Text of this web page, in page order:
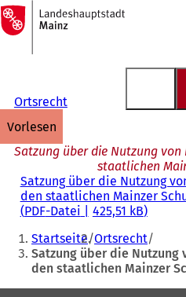
Inhalt anspringen
Zur
Startseite
Ortsrecht
vorlesen
Satzung über die Nutzung
staatlichen
Satzung über die Nutzung
den staatlichen Mainzer
PDF-Datei 425,51 kB
Sie
befinden
sich
Startseite Ortsrecht
Satzung über die Nutzung
den staatlichen Mainzer